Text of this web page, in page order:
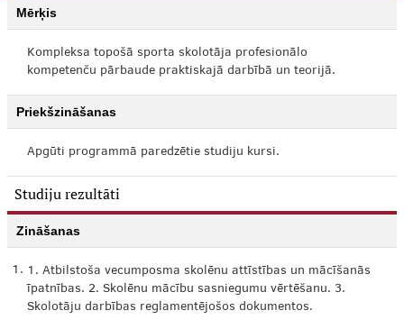
Mērķis
Kompleksa topošā sporta skolotāja profesionālo
kompetenču pārbaude praktiskajā darbībā un teorijā.
Priekšzināšanas
Apgūti programmā paredzētie studiju kursi.
Studiju rezultāti
Zināšanas
1. 1. Atbilstoša vecumposma skolēnu attīstības un mācīšanās
īpatnības. 2. Skolēnu mācību sasniegumu vērtēšanu. 3.
Skolotāju darbības reglamentējošos dokumentos.